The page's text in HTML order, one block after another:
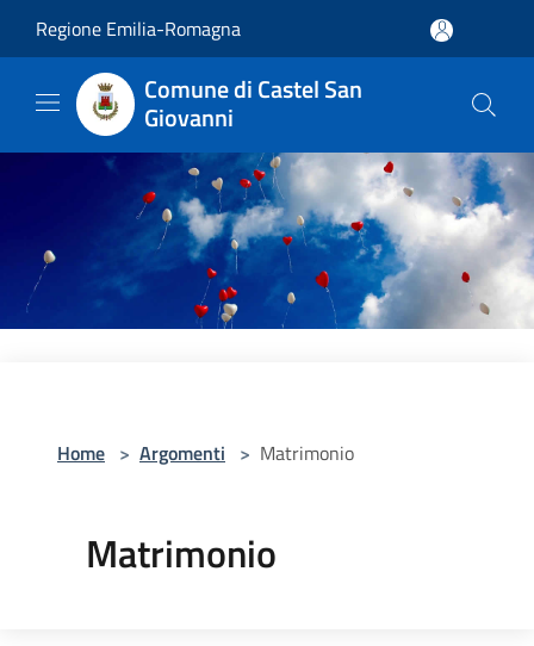
Regione Emilia-Romagna
Comune di Castel San
Giovanni
Home > Argomenti > Matrimonio
Matrimonio